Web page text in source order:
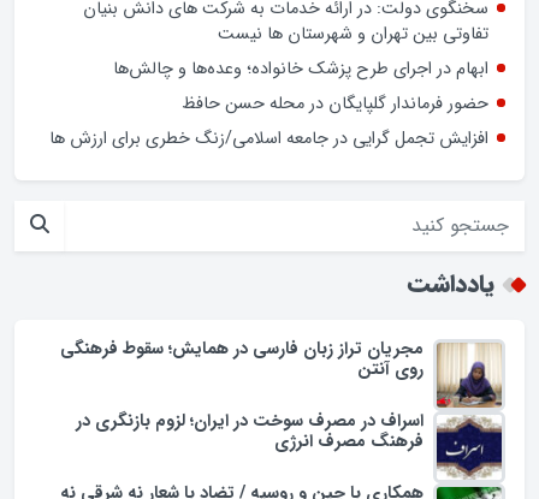
اسراف در مصرف سوخت در ایران؛ لزوم بازنگری در فرهنگ مصرف
انرژی
کشف بیش از ۱۹ کیلوگرم مواد مخدر در گلپایگان
سخنگوی دولت: در ارائه خدمات به شرکت های دانش بنیان
تفاوتی بین تهران و شهرستان ها نیست
افزایش تجمل گرایی در جامعه اسلامی/زنگ خطری برای ارزش ها
یادداشت
مجریان تراز زبان فارسی در همایش؛ سقوط فرهنگی